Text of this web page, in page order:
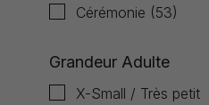
Cérémonie (53)
Grandeur Adulte
X-Small / Très petit